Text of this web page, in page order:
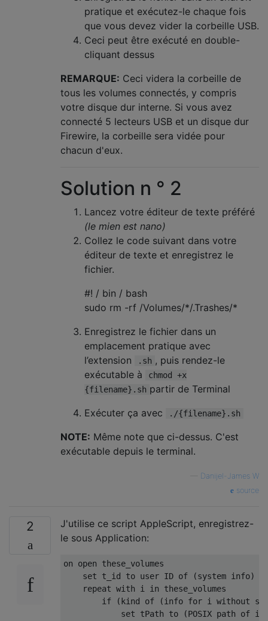
pratique et exécutez-le chaque fois
que vous devez vider la corbeille USB.
Ceci peut être exécuté en double-
cliquant dessus
REMARQUE: Ceci videra la corbeille de
tous les volumes connectés, y compris
votre disque dur interne. Si vous avez
connecté 5 lecteurs USB et un disque dur
Firewire, la corbeille sera vidée pour
chacun d'eux.
Solution n ° 2
Lancez votre éditeur de texte préféré
(le mien est nano)
Collez le code suivant dans votre
éditeur de texte et enregistrez le
fichier.
#! / bin / bash
sudo rm -rf /Volumes/*/.Trashes/*
Enregistrez le fichier dans un
emplacement pratique avec
l’extension
.sh , puis rendez-le
exécutable à
chmod +x
{filename}.sh partir de Terminal
Exécuter ça avec
./{filename}.sh
NOTE: Même note que ci-dessus. C'est
exécutable depuis le terminal.
Danijel-James W
source
2
J'utilise ce script AppleScript, enregistrez-
le sous Application:
on open these_volumes
    set t_id to user ID of (system info)
    repeat with i in these_volumes
if (kind of (info for i without
set tPath to (POSIX path of